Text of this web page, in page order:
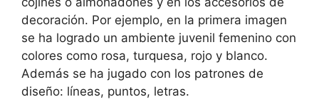
decoración. Por ejemplo, en la primera imagen
se ha logrado un ambiente juvenil femenino con
colores como rosa, turquesa, rojo y blanco.
Además se ha jugado con los patrones de
diseño: líneas, puntos, letras.